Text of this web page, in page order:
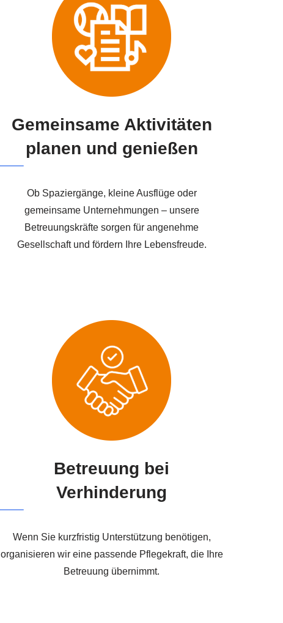
Gemeinsame Aktivitäten
planen und genießen
Ob Spaziergänge, kleine Ausflüge oder
gemeinsame Unternehmungen – unsere
Betreuungskräfte sorgen für angenehme
Gesellschaft und fördern Ihre Lebensfreude.
Betreuung bei
Verhinderung
Wenn Sie kurzfristig Unterstützung benötigen,
organisieren wir eine passende Pflegekraft, die Ihre
Betreuung übernimmt.